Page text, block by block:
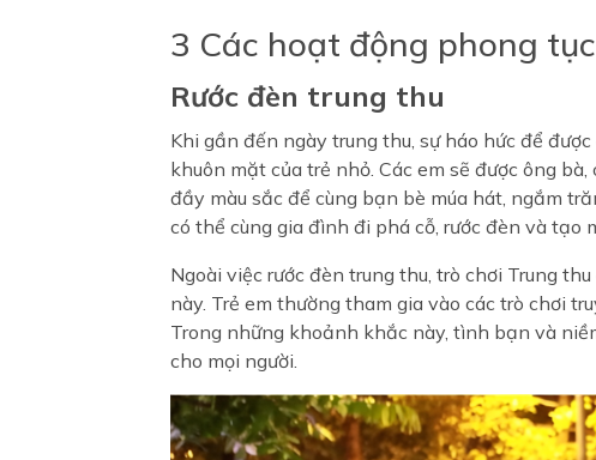
3 Các hoạt động phong
Rước đèn trung thu
Khi gần đến ngày trung thu, sự háo hức để
khuôn mặt của trẻ nhỏ. Các em sẽ được ông
đầy màu sắc để cùng bạn bè múa hát, ngắm
có thể cùng gia đình đi phá cỗ, rước đèn và tạo
Ngoài việc rước đèn trung thu, trò chơi Trung
này. Trẻ em thường tham gia vào các trò chơi
Trong những khoảnh khắc này, tình bạn và
cho mọi người.